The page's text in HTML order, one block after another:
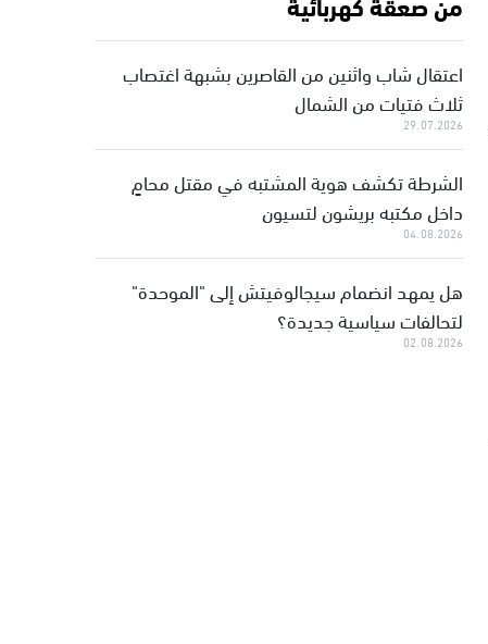
اعتقال شاب واثنين من القاصرين بشبهة اغتصاب
ثلاث فتيات من الشمال
29.07.2026
الشرطة تكشف هوية المشتبه في مقتل محامٍ
داخل مكتبه بريشون لتسيون
04.08.2026
هل يمهد انضمام سيجالوفيتش إلى "الموحدة"
لتحالفات سياسية جديدة؟
02.08.2026